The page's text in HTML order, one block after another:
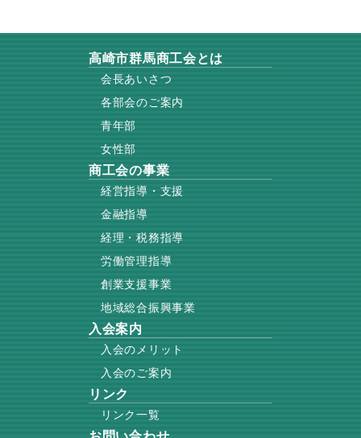
高崎市群馬商工会とは
会長あいさつ
各部会のご案内
青年部
女性部
商工会の事業
経営指導・支援
金融指導
経理・税務指導
労働管理指導
創業支援事業
地域総合振興事業
入会案内
入会のメリット
入会のご案内
リンク
リンク一覧